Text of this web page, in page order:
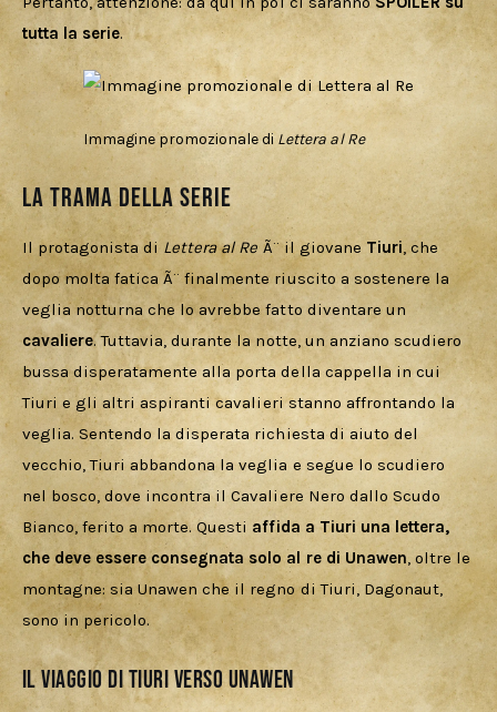
tutta la serie.
Immagine promozionale diLettera al Re
La trama della serie
Il protagonista di Lettera al Re Ã¨ il giovane Tiuri , che
dopo molta fatica Ã¨ finalmente riuscito a sostenere la
veglia notturna che lo avrebbe fatto diventare un
cavaliere. Tuttavia, durante la notte, un anziano scudiero
bussa disperatamente alla porta della cappella in cui
Tiuri e gli altri aspiranti cavalieri stanno affrontando la
veglia. Sentendo la disperata richiesta di aiuto del
vecchio, Tiuri abbandona la veglia e segue lo scudiero
nel bosco, dove incontra il Cavaliere Nero dallo Scudo
Bianco, ferito a morte. Questi affida a Tiuri una lettera,
che deve essere consegnata solo al re di Unawen, oltre le
montagne: sia Unawen che il regno di Tiuri, Dagonaut,
sono in pericolo.
Il viaggio di Tiuri verso Unawen